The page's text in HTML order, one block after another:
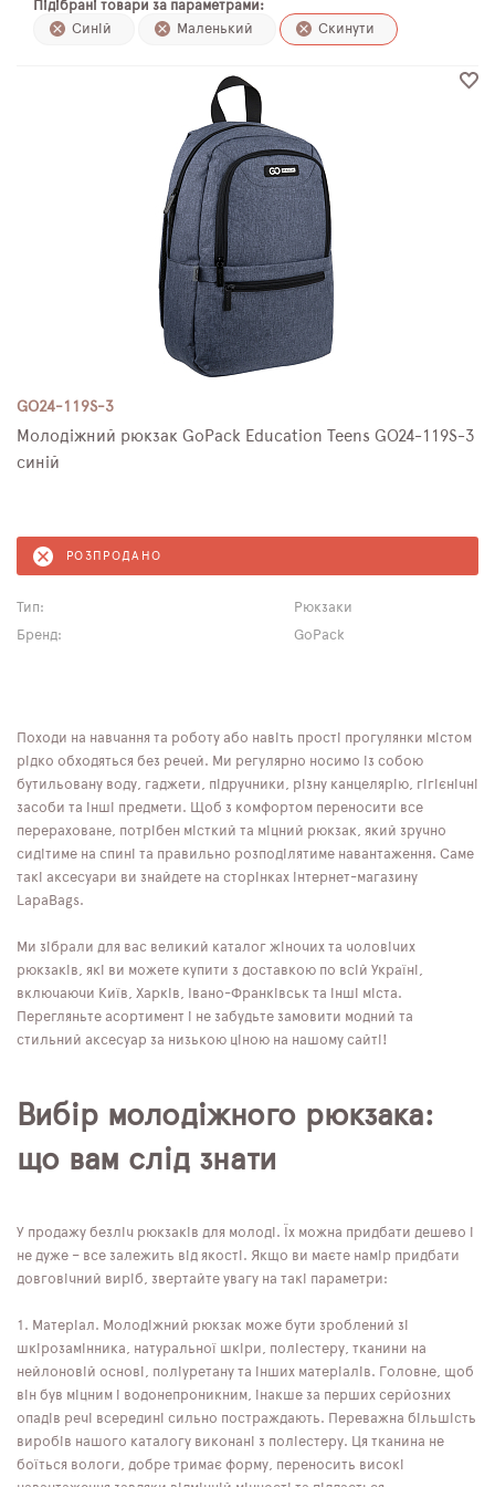
ПЛЯШКИ ДЛЯ ВОДИ
Підібрані товари за параметрами:
Синій
Маленький Скинути
GO24-119S-3
Молодіжний рюкзак GoPack Education Teens GO24-119S-3
синій
РОЗПРОДАНО
Тип:
Рюкзаки
Бренд:
GoPack
Походи на навчання та роботу або навіть прості прогулянки містом
рідко обходяться без речей. Ми регулярно носимо із собою
бутильовану воду, гаджети, підручники, різну канцелярію, гігієнічні
засоби та інші предмети. Щоб з комфортом переносити все
перераховане, потрібен місткий та міцний рюкзак, який зручно
сидітиме на спині та правильно розподілятиме навантаження. Саме
такі аксесуари ви знайдете на сторінках інтернет-магазину
LapaBags.
Ми зібрали для вас великий каталог жіночих та чоловічих
рюкзаків, які ви можете купити з доставкою по всій Україні,
включаючи Київ, Харків, Івано-Франківськ та інші міста.
Перегляньте асортимент і не забудьте замовити модний та
стильний аксесуар за низькою ціною на нашому сайті!
Вибір молодіжного рюкзака:
що вам слід знати
У продажу безліч рюкзаків для молоді. Їх можна придбати дешево і
не дуже – все залежить від якості. Якщо ви маєте намір придбати
довговічний виріб, звертайте увагу на такі параметри:
Матеріал. Молодіжний рюкзак може бути зроблений зі
шкірозамінника, натуральної шкіри, поліестеру, тканини на
нейлоновій основі, поліуретану та інших матеріалів. Головне, щоб
він був міцним і водонепроникним, інакше за перших серйозних
опадів речі всередині сильно постраждають. Переважна більшість
виробів нашого каталогу виконані з поліестеру. Ця тканина не
боїться вологи, добре тримає форму, переносить високі